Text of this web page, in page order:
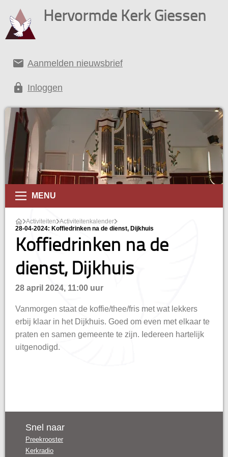
Hervormde Kerk Giessen
email Aanmelden nieuwsbrief
lock Inloggen
MENU
Activiteiten Activiteitenkalender
28-04-2024: Koffiedrinken na de dienst, Dijkhuis
Koffiedrinken na de
dienst, Dijkhuis
28 april 2024, 11:00 uur
Vanmorgen staat de koffie/thee/fris met wat lekkers
erbij klaar in het Dijkhuis. Goed om even met elkaar te
praten en samen gemeente te zijn. Iedereen hartelijk
uitgenodigd.
Snel naar
Preekrooster
Kerkradio